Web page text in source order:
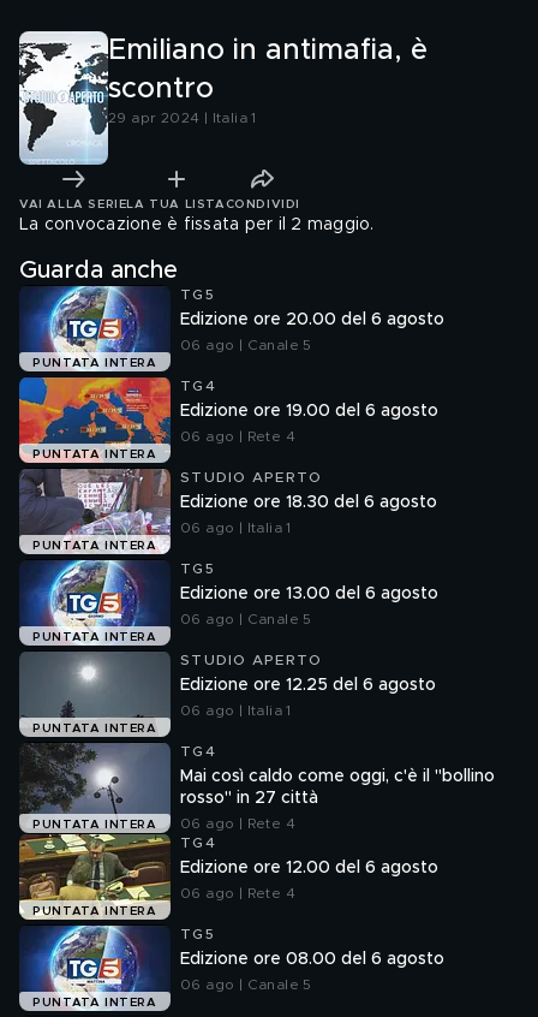
Emiliano in antimafia, è
scontro
29 apr 2024 | Italia 1
VAI ALLA SERIE LA TUA LISTA CONDIVIDI
La convocazione è fissata per il 2 maggio.
Guarda anche
PUNTATA INTERA
TG5
Edizione ore 20.00 del 6 agosto
06 ago | Canale 5
PUNTATA INTERA
TG4
Edizione ore 19.00 del 6 agosto
06 ago | Rete 4
PUNTATA INTERA
STUDIO APERTO
Edizione ore 18.30 del 6 agosto
06 ago | Italia 1
PUNTATA INTERA
TG5
Edizione ore 13.00 del 6 agosto
06 ago | Canale 5
PUNTATA INTERA
STUDIO APERTO
Edizione ore 12.25 del 6 agosto
06 ago | Italia 1
PUNTATA INTERA
TG4
Mai così caldo come oggi, c'è il "bollino
rosso" in 27 città
06 ago | Rete 4
PUNTATA INTERA
TG4
Edizione ore 12.00 del 6 agosto
06 ago | Rete 4
PUNTATA INTERA
TG5
Edizione ore 08.00 del 6 agosto
06 ago | Canale 5